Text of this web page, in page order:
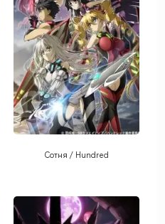
Сотня / Hundred